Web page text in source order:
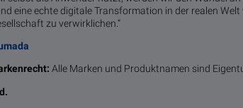
eine echte digitale Transformation in der realen
zu verwirklichen.“
Alle Marken und Produktnamen sind